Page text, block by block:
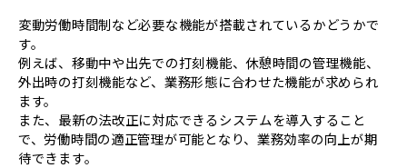
変動労働時間制など必要な機能が搭載されているかどうかで
す。
例えば、移動中や出先での打刻機能、休憩時間の管理機能、
外出時の打刻機能など、業務形態に合わせた機能が求められ
ます。
また、最新の法改正に対応できるシステムを導入すること
で、労働時間の適正管理が可能となり、業務効率の向上が期
待できます。